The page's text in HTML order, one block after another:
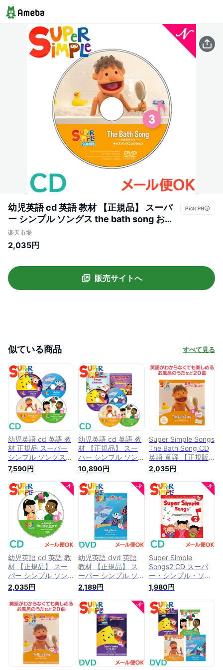
幼児英語 cd 英語 教材 【正規品】 スーパ
ー シンプル ソングス the bath song お風
呂のうた CD super simple songs キッズ
ソングコレクション 知育教材 英語 CD あ
楽天市場
2,035円
販売サイトへ
似ている商品 すべて見る
幼児英語 cd 英語 教
材 正規品 スーパー
シンプル ソングス
CD4巻セット きらき
らぼし 赤ちゃんサメ
お風呂のうた ブロッ
コリーアイスは好
き？ super simple
songs キッズソング
コレクション 知育教
材 英語 CD あす楽対
応【ナチュラルリビ
ング】
7,590円
幼児英語 cd 英語 教
材 【正規品】 スー
パー シンプル ソン
グス CD6枚セット
きらきらぼし 赤ちゃ
んサメ お風呂のうた
ブロッコリーアイス
は好き？ ハロウィン
クリスマス super
simple songs キッズ
ソングコレクション
知育教材 英語 CD
10,890円
Super Simple Songs
The Bath Song CD
英語 童謡 【正規販
売店】 英語歌 幼児
幼児英語 スーパー
シンプル ソングス
ソングコレクション
マザーグース 英語の
歌 英語教材 おすす
め ドリル 子供英語
子供 英語発音 歌 教
2,035円
幼児英語 cd 英語 教
材 【正規品】 スー
パー シンプル ソン
グス do you like
bloccoli ice cream?
ブロッコリーアイス
は好き？ CD super
simple songs キッズ
ソングコレクション
知育教材 英語 CD あ
す楽対応
2,035円
幼児英語 dvd 英語
教材 【正規品】 ス
ーパー シンプル ソ
ングス baby shark
赤ちゃんサメ DVD
super simple songs
キッズソングコレク
ション 知育教材 英
語 dvd あす楽対応
2,189円
Super Simple
Songs2 CD スーパ
ー・シンプル・ソン
グス 知育教材 英語
CD あす楽対応
1,980円